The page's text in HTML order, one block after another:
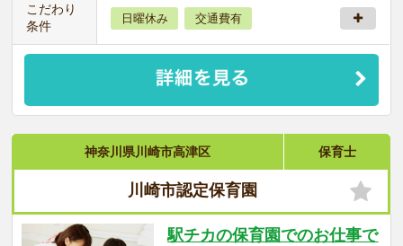
こだわり
条件
日曜休み 交通費有
神奈川県川崎市高津区 保育士
川崎市認定保育園
駅チカの保育園でのお仕事で